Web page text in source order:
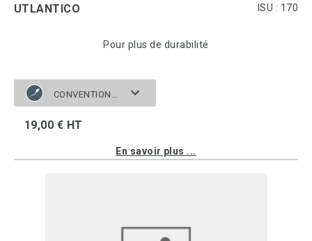
UTLANTICO ISU : 170
Pour plus de durabilité
19,00 € HT
En savoir plus ...